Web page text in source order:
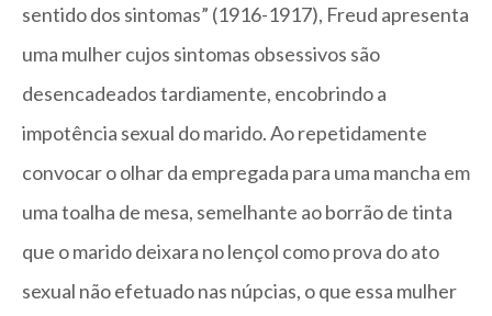
sentido dos sintomas” (1916-1917), Freud apresenta
uma mulher cujos sintomas obsessivos são
desencadeados tardiamente, encobrindo a
impotência sexual do marido. Ao repetidamente
convocar o olhar da empregada para uma mancha em
uma toalha de mesa, semelhante ao borrão de tinta
que o marido deixara no lençol como prova do ato
sexual não efetuado nas núpcias, o que essa mulher